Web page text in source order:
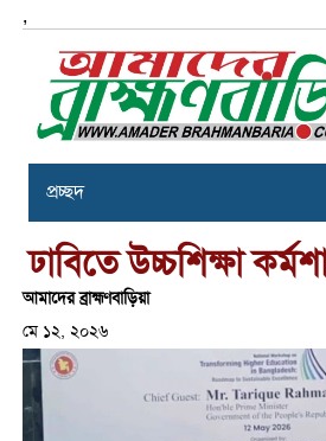
,
প্রচ্ছদ
ঢাবিতে উচ্চশিক্ষা
আমাদের ব্রাহ্মণবাড়িয়া
মে ১২, ২০২৬